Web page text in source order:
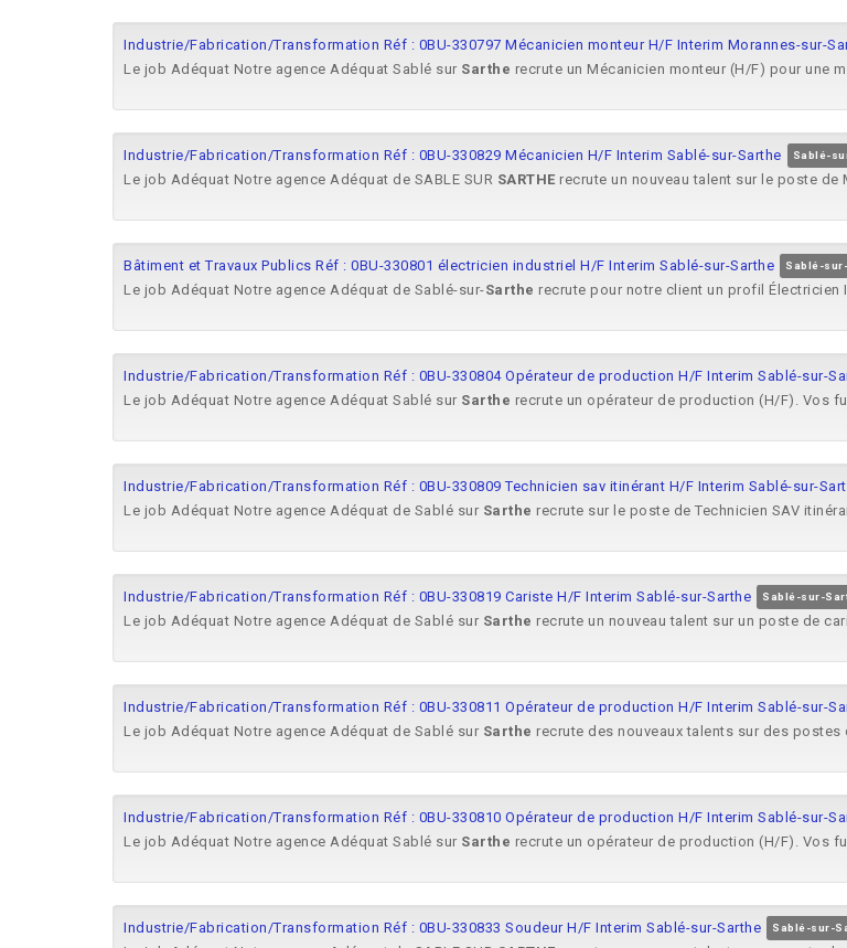
Industrie/Fabrication/Transformation Réf : 0BU-330797 Mécanicien monteur H/F Interim Morannes-sur-
Le job Adéquat Notre agence Adéquat Sablé sur Sarthe recrute un Mécanicien monteur (H/F) pour une
Industrie/Fabrication/Transformation Réf : 0BU-330829 Mécanicien H/F Interim Sablé-sur-Sarthe Sablé-
Le job Adéquat Notre agence Adéquat de SABLE SUR SARTHE recrute un nouveau talent sur le poste de
Bâtiment et Travaux Publics Réf : 0BU-330801 électricien industriel H/F Interim Sablé-sur-Sarthe Sablé-
Le job Adéquat Notre agence Adéquat de Sablé-sur-Sarthe recrute pour notre client un profil Électricien
Industrie/Fabrication/Transformation Réf : 0BU-330804 Opérateur de production H/F Interim Sablé-sur-
Le job Adéquat Notre agence Adéquat Sablé sur Sarthe recrute un opérateur de production (H/F). Vos
Industrie/Fabrication/Transformation Réf : 0BU-330809 Technicien sav itinérant H/F Interim Sablé-sur-
Le job Adéquat Notre agence Adéquat de Sablé sur Sarthe recrute sur le poste de Technicien SAV
Industrie/Fabrication/Transformation Réf : 0BU-330819 Cariste H/F Interim Sablé-sur-Sarthe Sablé-sur-
Le job Adéquat Notre agence Adéquat de Sablé sur Sarthe recrute un nouveau talent sur un poste de
Industrie/Fabrication/Transformation Réf : 0BU-330811 Opérateur de production H/F Interim Sablé-sur-
Le job Adéquat Notre agence Adéquat de Sablé sur Sarthe recrute des nouveaux talents sur des postes
Industrie/Fabrication/Transformation Réf : 0BU-330810 Opérateur de production H/F Interim Sablé-sur-
Le job Adéquat Notre agence Adéquat Sablé sur Sarthe recrute un opérateur de production (H/F). Vos
Industrie/Fabrication/Transformation Réf : 0BU-330833 Soudeur H/F Interim Sablé-sur-Sarthe Sablé-sur-